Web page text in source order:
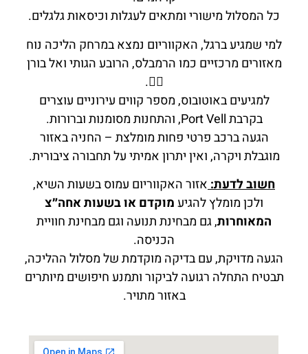
כל המסלול מישורי ומתאים לעגלות וכיסאות גלגלים.
למי שמגיע ברגל, האקווריום נמצא במרחק הליכה נוח
מאזורים מרכזיים כמו הרמבלס, הרובע הגותי ואל בורן
🚶‍♂️.
למגיעים באוטובוס, מספר קווים עירוניים עוצרים
בקרבת Port Vell, והתחנות מסומנות וברורות.
הגעה ברכב פרטי פחות מומלצת – החניה באזור
מוגבלת ויקרה, ואין יתרון אמיתי על תחבורה ציבורית.
חשוב לדעת:אזור האקווריום עמוס בשעות השיא,
ולכן מומלץ להגיעמוקדם או בשעות אחה״צ
המאוחרות, גם מבחינת תנועה וגם מבחינת חוויית
הכניסה.
הגעה מדויקת, עם בדיקה מוקדמת של מסלול ההליכה,
תבטיח התחלה רגועה לביקור ותמנע חיפושים מיותרים
באזור מתויר.